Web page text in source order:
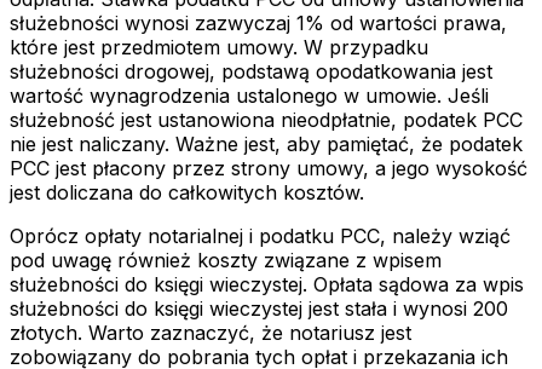
służebności wynosi zazwyczaj 1% od wartości prawa,
które jest przedmiotem umowy. W przypadku
służebności drogowej, podstawą opodatkowania jest
wartość wynagrodzenia ustalonego w umowie. Jeśli
służebność jest ustanowiona nieodpłatnie, podatek PCC
nie jest naliczany. Ważne jest, aby pamiętać, że podatek
PCC jest płacony przez strony umowy, a jego wysokość
jest doliczana do całkowitych kosztów.
Oprócz opłaty notarialnej i podatku PCC, należy wziąć
pod uwagę również koszty związane z wpisem
służebności do księgi wieczystej. Opłata sądowa za wpis
służebności do księgi wieczystej jest stała i wynosi 200
złotych. Warto zaznaczyć, że notariusz jest
zobowiązany do pobrania tych opłat i przekazania ich